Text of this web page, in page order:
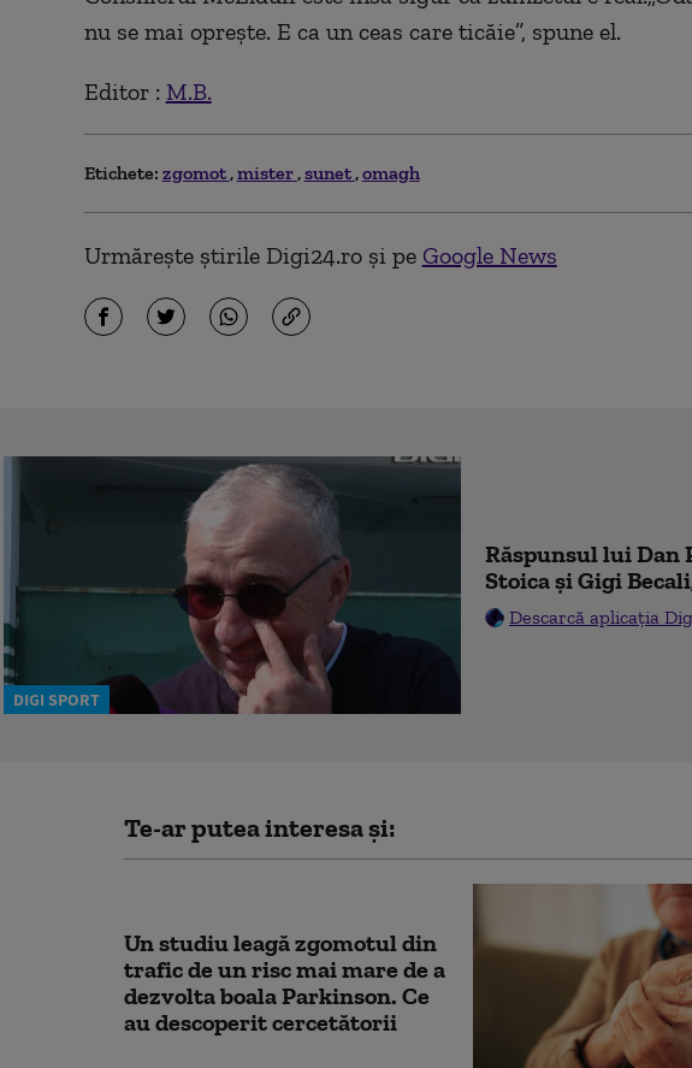
nu se mai oprește. E ca un ceas care ticăie”, spune el.
Editor : M.B.
Etichete: zgomot mister sunet omagh
Urmărește știrile Digi24.ro și pe Google News
DIGI SPORT
Răspunsul lui Dan
Stoica și Gigi
Descarcă aplicația
Te-ar putea interesa și:
Un studiu leagă zgomotul din
trafic de un risc mai mare de a
dezvolta boala Parkinson. Ce
au descoperit cercetătorii